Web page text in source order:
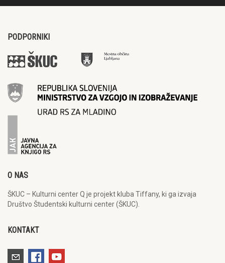
PODPORNIKI
O NAS
ŠKUC – Kulturni center Q je projekt kluba Tiffany, ki ga izvaja
Društvo Študentski kulturni center (ŠKUC).
KONTAKT